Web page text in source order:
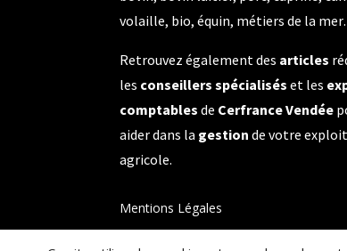
volaille, bio, équin, métiers de la
Retrouvez également des articles
les conseillers spécialisés et les
comptables de Cerfrance Vendée
aider dans la gestion de votre
agricole.
Mentions Légales